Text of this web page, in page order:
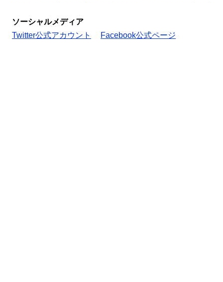
ソーシャルメディア
Twitter公式アカウント
Facebook公式ページ